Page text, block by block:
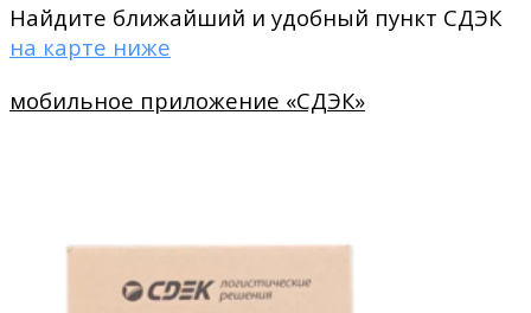
Найдите ближайший и удобный пункт СДЭК
на карте ниже
мобильное приложение «СДЭК»